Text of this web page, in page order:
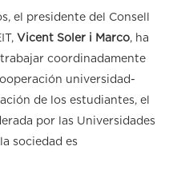
el presidente del Consell
Vicent Soler i Marco, ha
coordinadamente
universidad-
de los estudiantes, el
por las Universidades
sociedad es